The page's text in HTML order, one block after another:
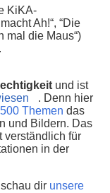
KiKA-
Ah!“, “Die
mal die Maus“)
und ist
. Denn hier
Themen das
und Bildern. Das
verständlich für
in der
dir unsere